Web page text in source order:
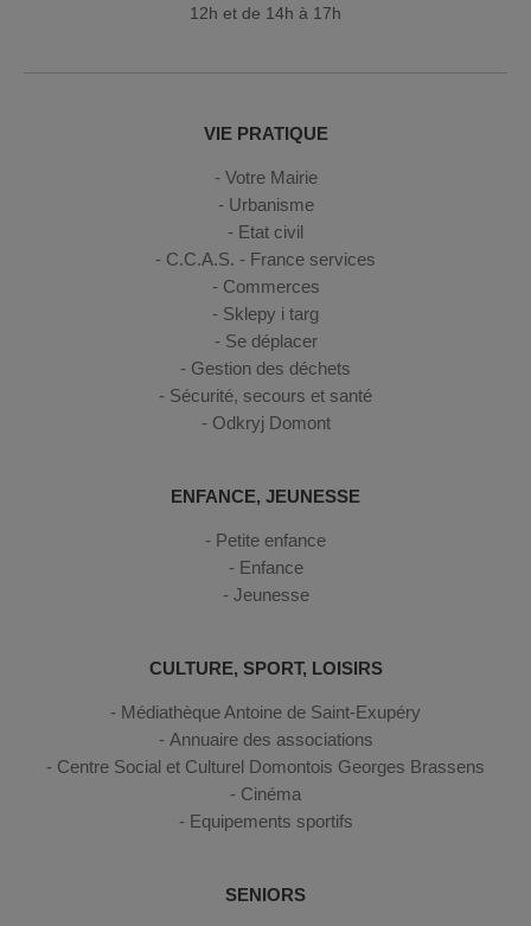
12h et de 14h à 17h
VIE PRATIQUE
Votre Mairie
Urbanisme
Etat civil
C.C.A.S. - France services
Commerces
Sklepy i targ
Se déplacer
Gestion des déchets
Sécurité, secours et santé
Odkryj Domont
ENFANCE, JEUNESSE
Petite enfance
Enfance
Jeunesse
CULTURE, SPORT, LOISIRS
Médiathèque Antoine de Saint-Exupéry
Annuaire des associations
Centre Social et Culturel Domontois Georges Brassens
Cinéma
Equipements sportifs
SENIORS